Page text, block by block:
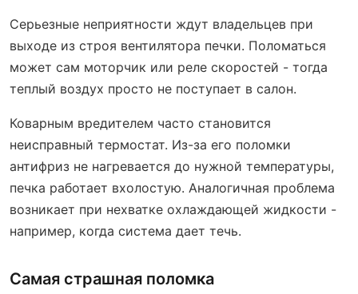
Серьезные неприятности ждут владельцев при
выходе из строя вентилятора печки. Поломаться
может сам моторчик или реле скоростей - тогда
теплый воздух просто не поступает в салон.
Коварным вредителем часто становится
неисправный термостат. Из-за его поломки
антифриз не нагревается до нужной температуры,
печка работает вхолостую. Аналогичная проблема
возникает при нехватке охлаждающей жидкости -
например, когда система дает течь.
Самая страшная поломка